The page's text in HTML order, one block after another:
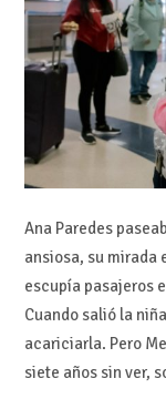
Ana Paredes
ansiosa, su mirada
escupía pasajeros
Cuando salió la
acariciarla. Pero
siete años sin ver,